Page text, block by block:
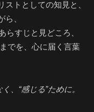
トとしての知見と、
ら、
らすじと見どころ、
までを、心に届く言葉
、“感じる”ために。